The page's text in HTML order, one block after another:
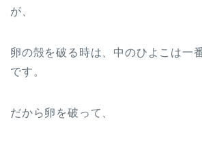
が、
卵の殻を破る時は、中のひよこは一
です。
だから卵を破って、